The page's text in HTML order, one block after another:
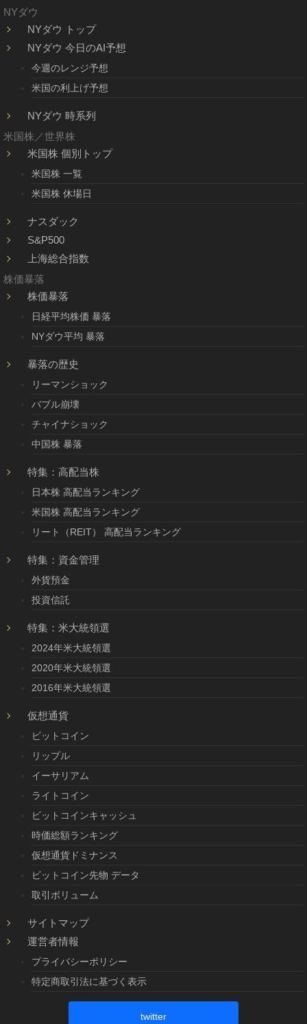
NYダウ
NYダウ トップ
NYダウ 今日のAI予想
今週のレンジ予想
米国の利上げ予想
NYダウ 時系列
米国株／世界株
米国株 個別トップ
米国株 一覧
米国株 休場日
ナスダック
S&P500
上海総合指数
株価暴落
株価暴落
日経平均株価 暴落
NYダウ平均 暴落
暴落の歴史
リーマンショック
バブル崩壊
チャイナショック
中国株 暴落
特集：高配当株
日本株 高配当ランキング
米国株 高配当ランキング
リート（REIT） 高配当ランキング
特集：資金管理
外貨預金
投資信託
特集：米大統領選
2024年米大統領選
2020年米大統領選
2016年米大統領選
仮想通貨
ビットコイン
リップル
イーサリアム
ライトコイン
ビットコインキャッシュ
時価総額ランキング
仮想通貨ドミナンス
ビットコイン先物 データ
取引ボリューム
サイトマップ
運営者情報
プライバシーポリシー
特定商取引法に基づく表示
twitter